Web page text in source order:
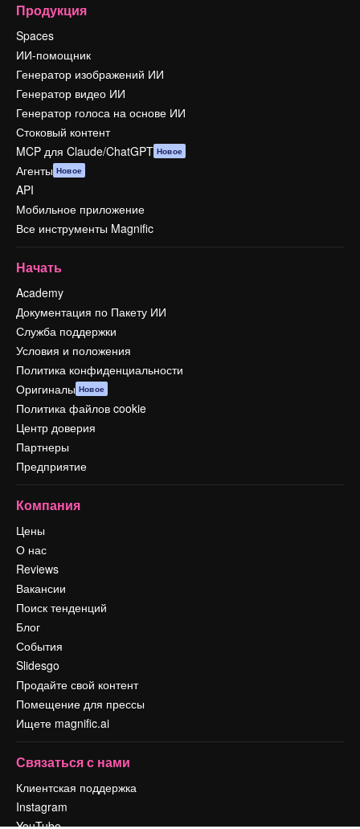
Продукция
Spaces
ИИ-помощник
Генератор изображений ИИ
Генератор видео ИИ
Генератор голоса на основе ИИ
Стоковый контент
MCP для Claude/ChatGPT Новое
Агенты Новое
API
Мобильное приложение
Все инструменты Magnific
Начать
Academy
Документация по Пакету ИИ
Служба поддержки
Условия и положения
Политика конфиденциальности
Оригиналы Новое
Политика файлов cookie
Центр доверия
Партнеры
Предприятие
Компания
Цены
О нас
Reviews
Вакансии
Поиск тенденций
Блог
События
Slidesgo
Продайте свой контент
Помещение для прессы
Ищете magnific.ai
Связаться с нами
Клиентская поддержка
Instagram